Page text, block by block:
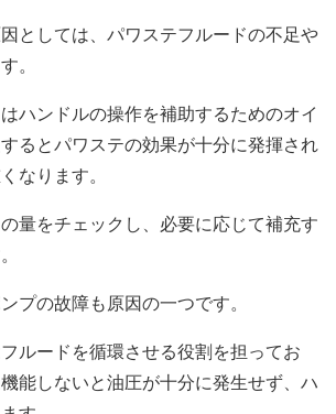
としては、パワステフルードの不足や
。
ハンドルの操作を補助するためのオイ
るとパワステの効果が十分に発揮され
なります。
量をチェックし、必要に応じて補充す
プの故障も原因の一つです。
ルードを循環させる役割を担ってお
能しないと油圧が十分に発生せず、ハ